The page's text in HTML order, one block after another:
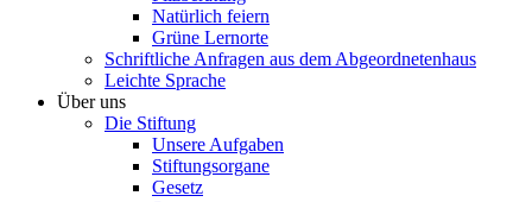
Natürlich feiern
Grüne Lernorte
Schriftliche Anfragen aus dem Abgeordnetenhaus
Leichte Sprache
Über uns
Die Stiftung
Unsere Aufgaben
Stiftungsorgane
Gesetz